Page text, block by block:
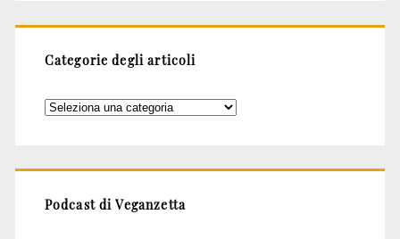
Categorie degli articoli
Categorie
Podcast di Veganzetta